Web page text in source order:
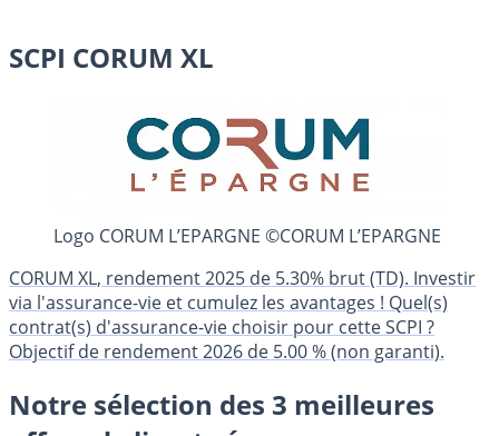
SCPI CORUM XL
Logo CORUM L’EPARGNE ©CORUM L’EPARGNE
CORUM XL, rendement 2025 de 5.30% brut (TD). Investir
via l'assurance-vie et cumulez les avantages ! Quel(s)
contrat(s) d'assurance-vie choisir pour cette SCPI ?
Objectif de rendement 2026 de 5.00 % (non garanti).
Notre sélection des 3 meilleures